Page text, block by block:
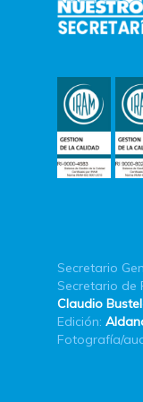
Secretario
Secretario de
Claudio
Edición:
Fotografía/